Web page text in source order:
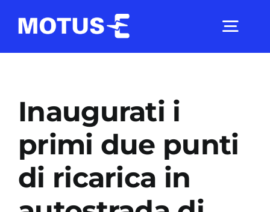
Studi e ricerche
Analisi di mercato
Inaugurati i
primi due punti
di ricarica in